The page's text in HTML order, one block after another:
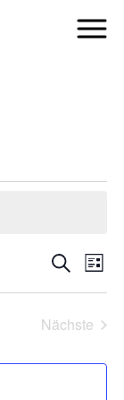
UND
SucheListe
Nächste